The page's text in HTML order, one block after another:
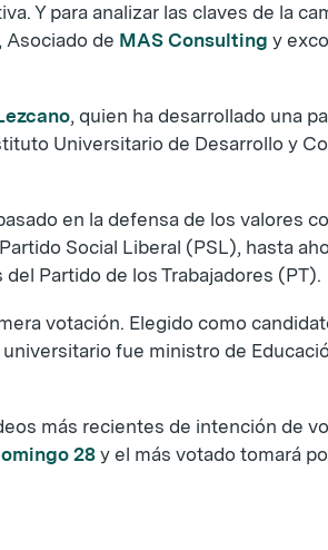
Y para analizar las claves de la
, Asociado de MAS Consulting y
, quien ha desarrollado una
Universitario de Desarrollo y
en la defensa de los valores
Social Liberal (PSL), hasta
Partido de los Trabajadores (PT).
votación. Elegido como
fue ministro de
más recientes de intención de
28y el más votado tomará